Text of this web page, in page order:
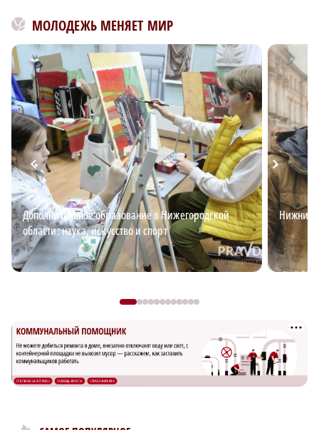
МОЛОДЕЖЬ МЕНЯЕТ МИР
Дополнительное образование в Нижегородской
области: наука, искусство и спорт
Нижний